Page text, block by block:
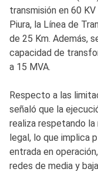
transmisión en 60
Piura, la Línea de
de 25 Km. Además,
capacidad de
a 15 MVA.
Respecto a las
señaló que la
realiza respetando
legal, lo que implica
entrada en
redes de media y